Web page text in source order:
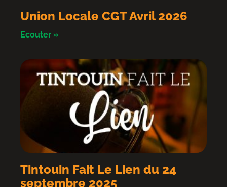
Union Locale CGT Avril 2026
Ecouter »
Tintouin Fait Le Lien du 24
septembre 2025